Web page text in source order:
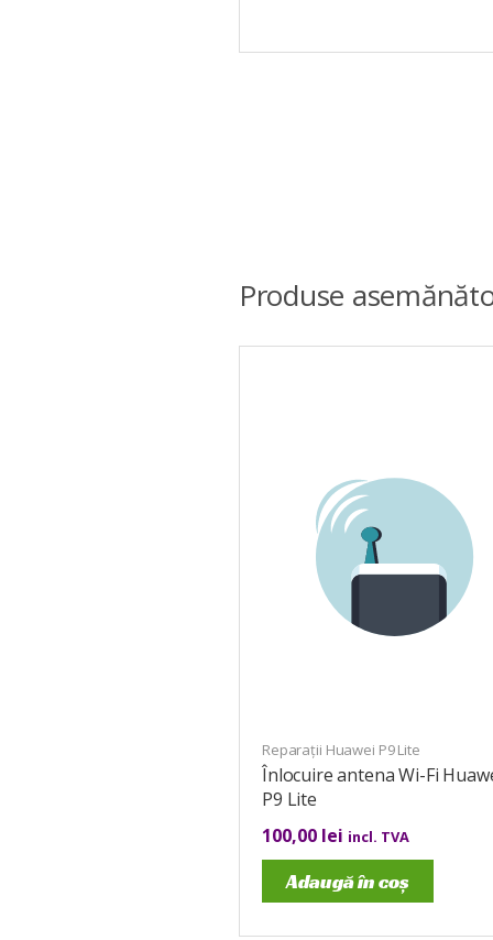
Produse
Reparații Huawei P9 Lite
Înlocuire antena Wi-Fi
P9 Lite
100,00 lei incl. TVA
Adaugă în coș